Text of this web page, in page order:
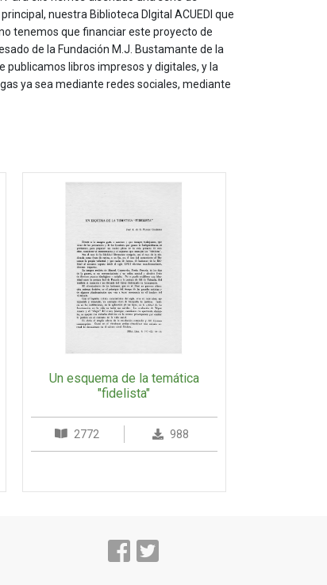
nuestra Biblioteca DIgital ACUEDI que
tenemos que financiar este proyecto de
de la Fundación M.J. Bustamante de la
publicamos libros impresos y digitales, y la
ya sea mediante redes sociales, mediante
Un esquema de la temática
"fidelista"
2772 988